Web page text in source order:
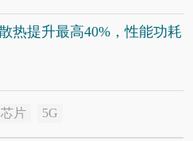
热提升最高40%，性能功耗
片 5G